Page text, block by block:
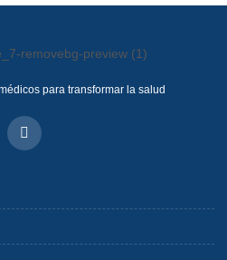
para transformar la salud